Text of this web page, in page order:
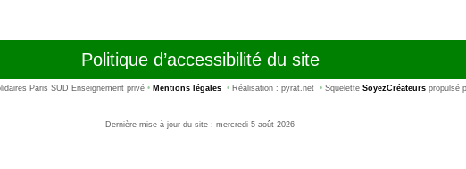
Politique d’accessibilité du site
Paris SUD Enseignement privé • Mentions légales • Réalisation : pyrat.net •Squelette SoyezCréateurspropulsé
Dernière mise à jour du site : mercredi 5 août 2026